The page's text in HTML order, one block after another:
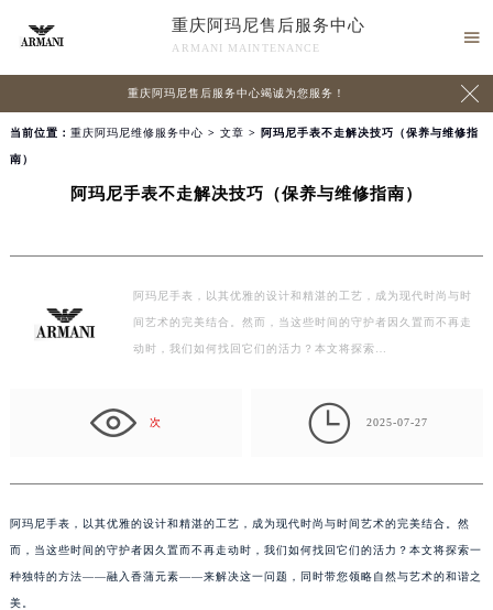
重庆阿玛尼售后服务中心
ARMANI MAINTENANCE

重庆阿玛尼售后服务中心竭诚为您服务！ 
当前位置： 重庆阿玛尼维修服务中心 > 文章 > 阿玛尼手表不走解决技巧（保养与维修指
南）
阿玛尼手表不走解决技巧（保养与维修指南）
阿玛尼手表，以其优雅的设计和精湛的工艺，成为现代时尚与时
间艺术的完美结合。然而，当这些时间的守护者因久置而不再走
动时，我们如何找回它们的活力？本文将探索…
次  2025-07-27
阿玛尼手表，以其优雅的设计和精湛的工艺，成为现代时尚与时间艺术的完美结合。然
而，当这些时间的守护者因久置而不再走动时，我们如何找回它们的活力？本文将探索一
种独特的方法——融入香蒲元素——来解决这一问题，同时带您领略自然与艺术的和谐之
美。